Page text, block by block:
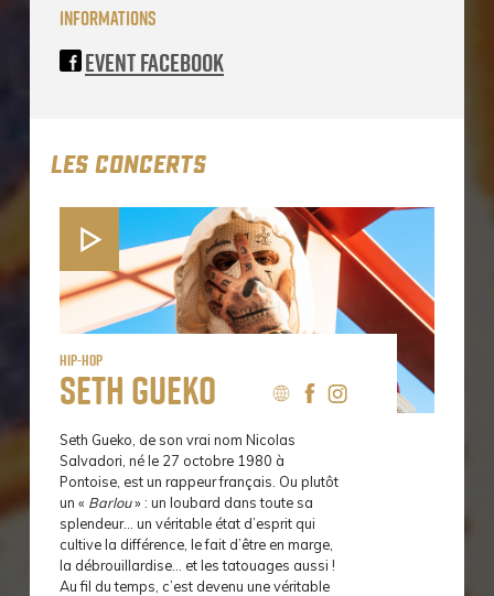
informations
Event Facebook
LES CONCERTS
Hip-Hop
Seth Gueko
Seth Gueko, de son vrai nom Nicolas
Salvadori, né le 27 octobre 1980 à
Pontoise, est un rappeur français. Ou plutôt
un « Barlou» : un loubard dans toute sa
splendeur… un véritable état d’esprit qui
cultive la différence, le fait d’être en marge,
la débrouillardise… et les tatouages aussi !
Au fil du temps, c’est devenu une véritable